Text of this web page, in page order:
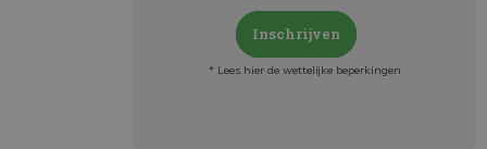
Inschrijven
* Lees hier de wettelijke beperkingen